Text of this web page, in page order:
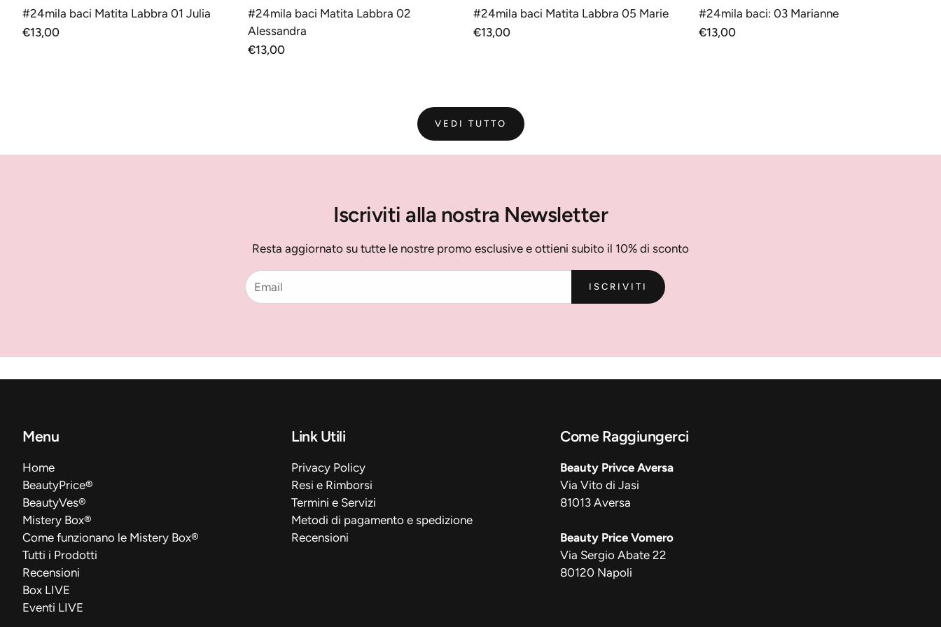
AGGIUNGI AL CARRELLO
#24mila baci Matita Labbra 01 Julia
Prezzo
€13,00
AGGIUNGI AL CARRELLO
#24mila baci Matita Labbra 02
Alessandra
Prezzo
€13,00
AGGIUNGI AL CARRELLO
#24mila baci Matita Labbra 05 Marie
Prezzo
€13,00
AGGIUNGI AL CARRELLO
#24mila baci: 03 Marianne
Prezzo
€13,00
VEDI TUTTO
Iscriviti alla nostra Newsletter
Resta aggiornato su tutte le nostre promo esclusive e ottieni subito il 10% di sconto
ISCRIVITI
Menu
Home
BeautyPrice®
BeautyVes®
Mistery Box®
Come funzionano le Mistery Box®
Tutti i Prodotti
Recensioni
Box LIVE
Eventi LIVE
Link Utili
Privacy Policy
Resi e Rimborsi
Termini e Servizi
Metodi di pagamento e spedizione
Recensioni
Come Raggiungerci
Beauty Privce Aversa
Via Vito di Jasi
81013 Aversa
Beauty Price Vomero
Via Sergio Abate 22
80120 Napoli